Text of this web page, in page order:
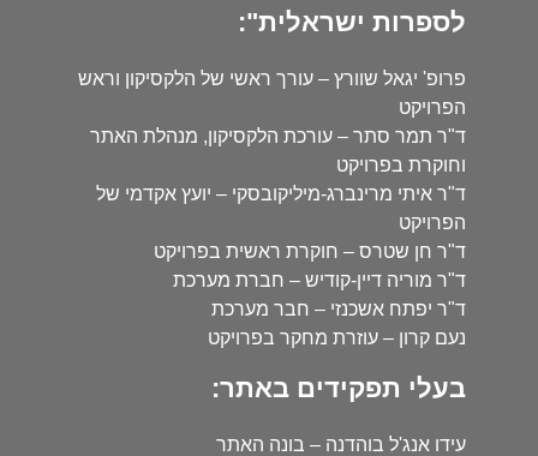
לספרות ישראלית":
פרופ' יגאל שוורץ – עורך ראשי של הלקסיקון וראש
הפרויקט
ד"ר תמר סתר – עורכת הלקסיקון, מנהלת האתר
וחוקרת בפרויקט
ד"ר איתי מרינברג-מיליקובסקי – יועץ אקדמי של
הפרויקט
ד"ר חן שטרס – חוקרת ראשית בפרויקט
ד"ר מוריה דיין-קודיש – חברת מערכת
ד"ר יפתח אשכנזי – חבר מערכת
נעם קרון – עוזרת מחקר בפרויקט
בעלי תפקידים באתר:
עידו אנג'ל בוהדנה – בונה האתר